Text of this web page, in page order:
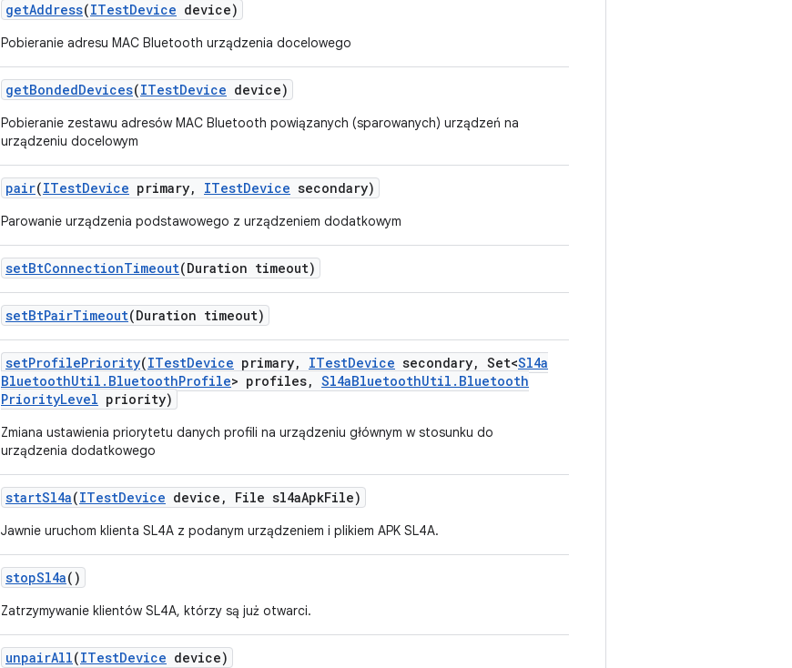
getAddress(ITestDevice device)
Pobieranie adresu MAC Bluetooth urządzenia docelowego
getBondedDevices(ITestDevice device)
Pobieranie zestawu adresów MAC Bluetooth powiązanych (sparowanych) urządzeń na
urządzeniu docelowym
pair(ITestDevice primary, ITestDevice secondary)
Parowanie urządzenia podstawowego z urządzeniem dodatkowym
setBtConnectionTimeout(Duration timeout)
setBtPairTimeout(Duration timeout)
setProfilePriority(ITestDevice primary, ITestDevice secondary, Set<Sl4a
BluetoothUtil . BluetoothProfile> profiles, Sl4aBluetoothUtil . Bluetooth
PriorityLevel priority)
Zmiana ustawienia priorytetu danych profili na urządzeniu głównym w stosunku do
urządzenia dodatkowego
startSl4a(ITestDevice device , File sl4aApkFile)
Jawnie uruchom klienta SL4A z podanym urządzeniem i plikiem APK SL4A.
stopSl4a()
Zatrzymywanie klientów SL4A, którzy są już otwarci.
unpairAll(ITestDevice device)